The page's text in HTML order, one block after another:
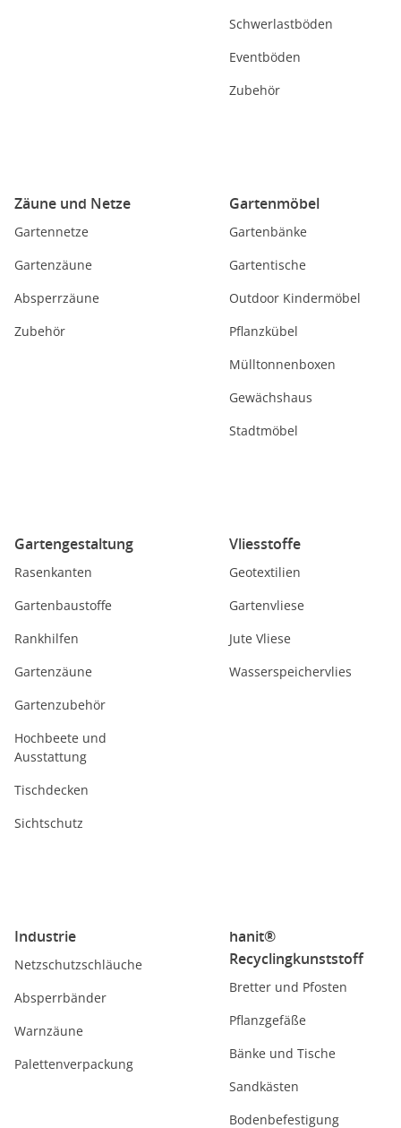
Schwerlastböden
Eventböden
Zubehör
Zäune und Netze
Gartennetze
Gartenzäune
Absperrzäune
Zubehör
Gartenmöbel
Gartenbänke
Gartentische
Outdoor Kindermöbel
Pflanzkübel
Mülltonnenboxen
Gewächshaus
Stadtmöbel
Gartengestaltung
Rasenkanten
Gartenbaustoffe
Rankhilfen
Gartenzäune
Gartenzubehör
Hochbeete und
Ausstattung
Tischdecken
Sichtschutz
Vliesstoffe
Geotextilien
Gartenvliese
Jute Vliese
Wasserspeichervlies
Industrie
Netzschutzschläuche
Absperrbänder
Warnzäune
Palettenverpackung
hanit®
Recyclingkunststoff
Bretter und Pfosten
Pflanzgefäße
Bänke und Tische
Sandkästen
Bodenbefestigung